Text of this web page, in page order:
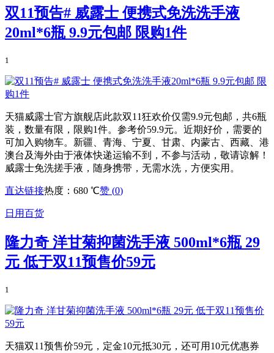
双11预告# 威露士 便携式免洗洗手液
20ml*6瓶 9.9元包邮 限购1件
1
天猫威露士官方旗舰店此款双11狂欢价仅需9.9元包邮，共6瓶
装，数量有限，限购1件。参考价59.9元。近期好价，需要的
可加入购物车。新疆、青海、宁夏、甘肃、内蒙古、西藏、港
澳台及海外由于液体快递运输不到，不参与活动，敬请谅解！
威露士免洗搓手液，随身携带，无需水洗，方便实用。
直达链接热度：680 ℃赞 (0)
日用百货
隆力奇 洋甘菊抑菌洗手液 500ml*6瓶 29
元 低于双11预售价59元
1
天猫双11预售价59元，定金10元抵30元，还可用10元优惠券